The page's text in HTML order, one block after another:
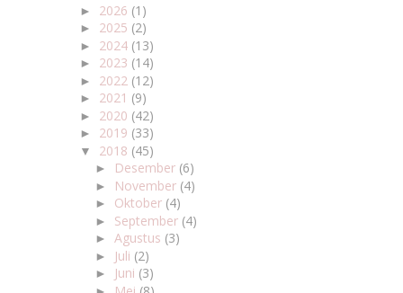
► 2026 (1)
► 2025 (2)
► 2024 (13)
► 2023 (14)
► 2022 (12)
► 2021 (9)
► 2020 (42)
► 2019 (33)
▼ 2018 (45)
► Desember (6)
► November (4)
► Oktober (4)
► September (4)
►Agustus (3)
► Juli (2)
► Juni (3)